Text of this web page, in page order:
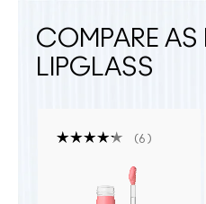
COMPARE AS
LIPGLASS
6